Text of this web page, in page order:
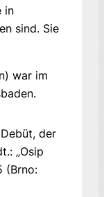
in
sind. Sie
war im
der
„Osip
(Brno: